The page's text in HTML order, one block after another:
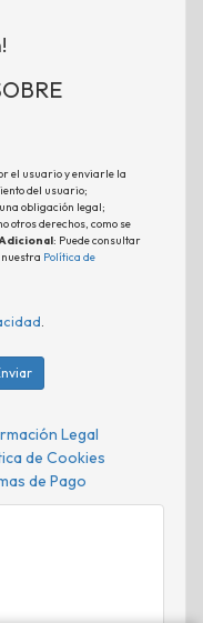
el usuario y enviarle la
del usuario;
obligación legal;
otros derechos, como se
: Puede consultar
Política de
Legal
de Cookies
de Pago